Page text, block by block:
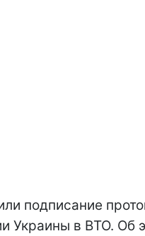
подписание
Украины в ВТО. Об